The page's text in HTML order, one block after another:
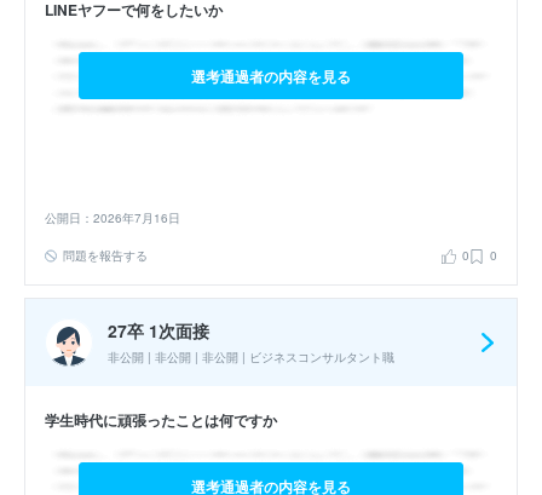
LINEヤフーで何をしたいか
選考通過者の内容を見る
公開日：2026年7月16日
問題を報告する 0 0
27卒 1次面接
非公開 | 非公開 | 非公開 | ビジネスコンサルタント職
学生時代に頑張ったことは何ですか
選考通過者の内容を見る